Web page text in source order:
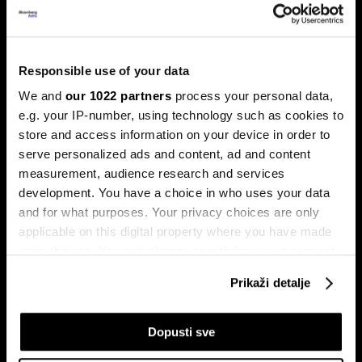
Responsible use of your data
We and our 1022 partners process your personal data,
e.g. your IP-number, using technology such as cookies to
store and access information on your device in order to
serve personalized ads and content, ad and content
measurement, audience research and services
development. You have a choice in who uses your data
and for what purposes. Your privacy choices are only
applicable on this digital property where you have made
If you allow, we would also like to:
Collect information about your geographical
Prikaži detalje
Dopusti sve
kredite: Prag od 50.000 KM prenizak
50.000 KM, tvrdeći da taj prag više ne odgovara rastu
Transakcije u sekundi: Instant
BiH ulazi u eru instant plaćanja:
10 sekundi